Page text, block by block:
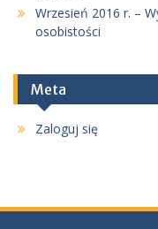
Wrzesień 2016 r. –
osobistości
Meta
Zaloguj się